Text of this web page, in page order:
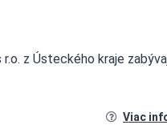
z Ústeckého kraje
Viac